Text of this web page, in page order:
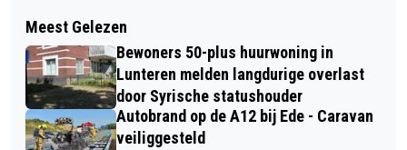
KAMER WIL JACHT OP PROOIDIEREN
VAN DE WOLF TIJDELIJK BEPERKEN
OM VEE TE BESCHERMEN
VEEL VERKEERSHINDER DOOR
AUTOBRAND OP DE A30 BIJ
LUNTEREN
Meest Gelezen
Bewoners 50-plus huurwoning in
Lunteren melden langdurige overlast
door Syrische statushouder
Autobrand op de A12 bij Ede - Caravan
veiliggesteld